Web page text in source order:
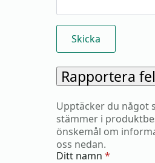
Rapportera fel
Upptäcker du något
stämmer i
önskemål om
oss nedan.
Ditt namn *